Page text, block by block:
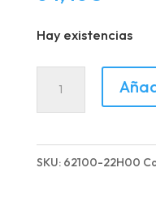
Hay existencias
AMORTIGUADOR
ORIGINAL
T-
SKU: 62100-22H00